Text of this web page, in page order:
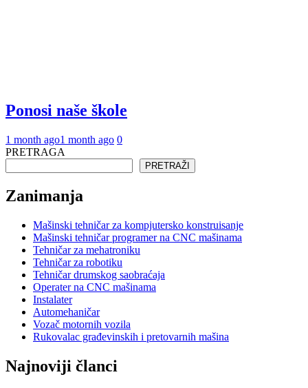
Ponosi naše škole
1 month ago1 month ago 0
PRETRAGA
PRETRAŽI
Zanimanja
Mašinski tehničar za kompjutersko konstruisanje
Mašinski tehničar programer na CNC mašinama
Tehničar za mehatroniku
Tehničar za robotiku
Tehničar drumskog saobraćaja
Operater na CNC mašinama
Instalater
Automehaničar
Vozač motornih vozila
Rukovalac građevinskih i pretovarnih mašina
Najnoviji članci